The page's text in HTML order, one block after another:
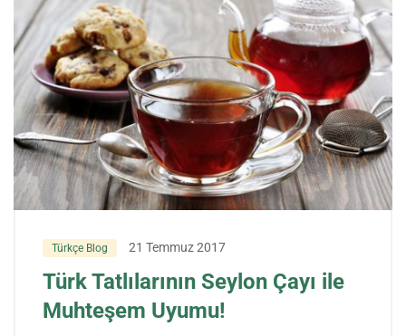
Türkçe Blog 21 Temmuz 2017
Türk Tatlılarının Seylon Çayı ile
Muhteşem Uyumu!